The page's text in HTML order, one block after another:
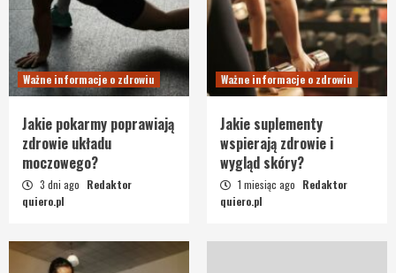
Ważne informacje o zdrowiu
Jakie pokarmy poprawiają
zdrowie układu
moczowego?
3 dni ago Redaktor
quiero.pl
Ważne informacje o zdrowiu
Jakie suplementy
wspierają zdrowie i
wygląd skóry?
1 miesiąc ago Redaktor
quiero.pl